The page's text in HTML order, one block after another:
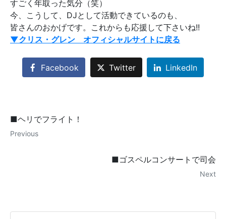
すごく年取った気分（笑）
今、こうして、DJとして活動できているのも、
皆さんのおかげです。これからも応援して下さいね!!
▼クリス・グレン オフィシャルサイトに戻る
Facebook Twitter LinkedIn
■ヘリでフライト！
Previous
■ゴスペルコンサートで司会
Next